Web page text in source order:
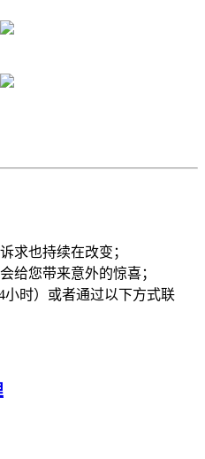
求也持续在改变；
给您带来意外的惊喜；
小时）或者通过以下方式联